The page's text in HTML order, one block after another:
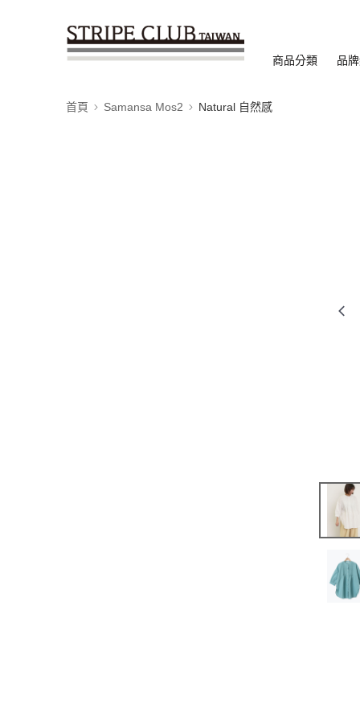
商品分類 品
首頁 Samansa Mos2 Natural 自然感